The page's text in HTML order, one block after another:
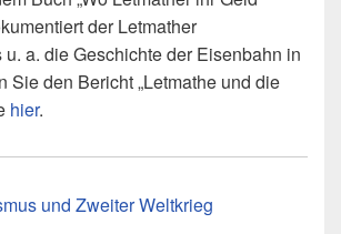
der Letmather
a. die Geschichte der Eisenbahn in
Sie den Bericht „Letmathe und die
hier.
und Zweiter Weltkrieg